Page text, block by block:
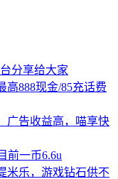
分享给大家
高888现金/85充话费
广告收益高，喵享快
前一币6.6u
米乐，游戏钻石供不